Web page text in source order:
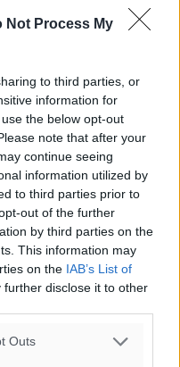
Not Process My
to third parties, or
information for
the below opt-out
note that after your
continue seeing
information utilized by
to third parties prior to
out of the further
by third parties on the
This information may
on the IAB’s List of
further disclose it to other
Outs
χορηγείται
μελέτης
Οι
και
εκτάσεις μπορούν να
για
και εκμετάλλευση
κάτω από ειδικές